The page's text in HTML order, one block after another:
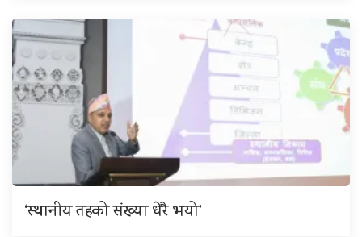
‘स्थानीय तहको संख्या धेरै भयो’